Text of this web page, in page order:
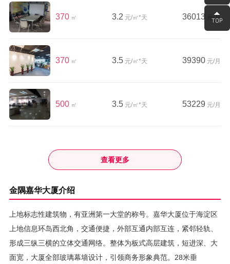
370 ㎡ 3.2 元/㎡*天 36013 元/月
370 ㎡ 3.5 元/㎡*天 39390 元/月
500 ㎡ 3.5 元/㎡*天 53229 元/月
查看更多
金隅嘉华大厦介绍
上地标志性建筑物，有亚洲第一大堂的称号。嘉华大厦位于海淀区
上地信息环岛西北角，交通便捷，外部互通内部互连，紧邻轻轨、
形成三纵三横的立体交通网络。整体为板式高层建筑，短进深、大
面宽，大厦全部玻璃幕墙设计，引领商务形象典范。28米垂